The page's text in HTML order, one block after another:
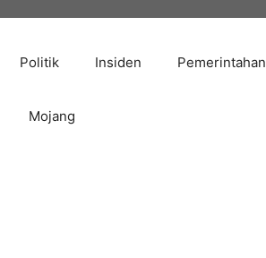
Politik Insiden Pemerintahan
Mojang